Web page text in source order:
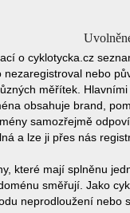
o cyklotycka.cz
nebo
měřítek.
obsahuje brand,
samozřejmě
a lze ji přes nás
které mají splněnu
směřují. Jako
neprodloužení nebo